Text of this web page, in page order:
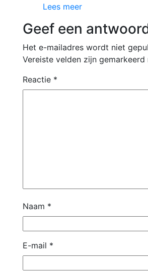
Lees meer
Geef een
Het e-mailadres wordt niet
Vereiste velden zijn gemarkeerd
Reactie *
Naam *
E-mail *